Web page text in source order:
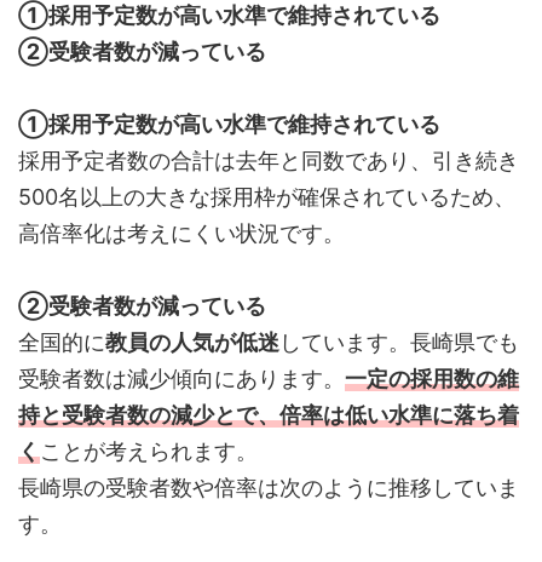
①採用予定数が高い水準で維持されている
②受験者数が減っている
①採用予定数が高い水準で維持されている
採用予定者数の合計は去年と同数であり、引き続き
500名以上の大きな採用枠が確保されているため、
高倍率化は考えにくい状況です。
②受験者数が減っている
全国的に教員の人気が低迷 しています。長崎県でも
受験者数は減少傾向にあります。 一定の採用数の維
持と受験者数の減少とで、倍率は低い水準に落ち着
くことが考えられます。
長崎県の受験者数や倍率は次のように推移していま
す。